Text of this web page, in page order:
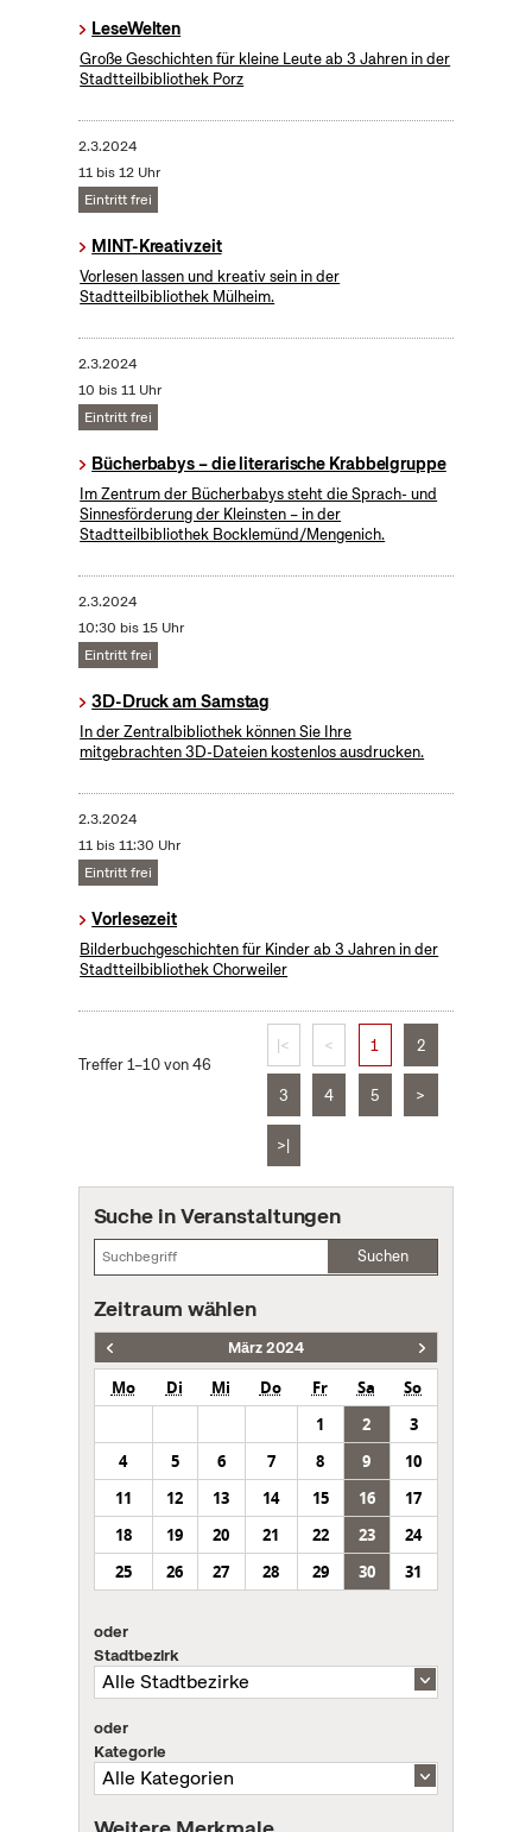
LeseWelten
Große Geschichten für kleine Leute ab 3 Jahren in der
Stadtteilbibliothek Porz
2.3.2024
11 bis 12 Uhr
Eintritt frei
MINT-Kreativzeit
Vorlesen lassen und kreativ sein in der
Stadtteilbibliothek Mülheim.
2.3.2024
10 bis 11 Uhr
Eintritt frei
Bücherbabys – die literarische Krabbelgruppe
Im Zentrum der Bücherbabys steht die Sprach- und
Sinnesförderung der Kleinsten – in der
Stadtteilbibliothek Bocklemünd/Mengenich.
2.3.2024
10:30 bis 15 Uhr
Eintritt frei
3D-Druck am Samstag
In der Zentralbibliothek können Sie Ihre
mitgebrachten 3D-Dateien kostenlos ausdrucken.
2.3.2024
11 bis 11:30 Uhr
Eintritt frei
Vorlesezeit
Bilderbuchgeschichten für Kinder ab 3 Jahren in der
Stadtteilbibliothek Chorweiler
Treffer 1–10 von 46
|< < 1 2
3 4 5 >
>|
Suche in Veranstaltungen
Suchen
Zeitraum wählen
März 2024
Mo Di Mi Do Fr Sa
So
1
2
3
4
5 6 7 8 9
10
11
12 13 14 15 16
17
18
19 20 21 22 23
24
25
26 27 28 29 30 31
oder
Stadtbezirk
oder
Kategorie